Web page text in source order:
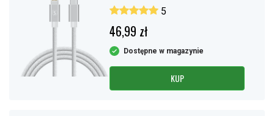
5
46,99 zł
Dostępne w magazynie
KUP